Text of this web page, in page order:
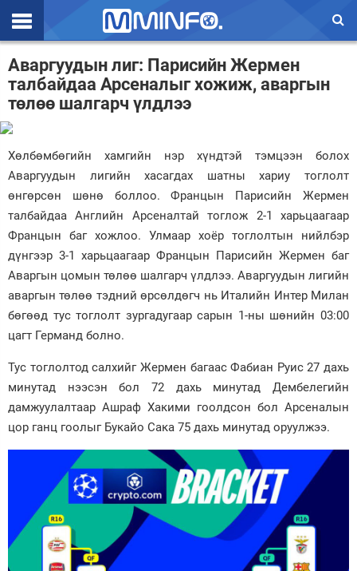
Эхлэл
Цаг агаар
Валют ханш
Улс төр
Үзэл бодол
Спорт
Нийгэм
Дэлхий
Зурхай
Аваргуудын лиг: Парисийн Жермен
талбайдаа Арсеналыг хожиж, аваргын
төлөө шалгарч үлдлээ
Хөлбөмбөгийн хамгийн нэр хүндтэй тэмцээн болох
Аваргуудын лигийн хасагдах шатны хариу тоглолт
өнгөрсөн шөнө боллоо. Францын Парисийн Жермен
талбайдаа Английн Арсеналтай тоглож 2-1 харьцаагаар
Францын баг хожлоо. Улмаар хоёр тоглолтын нийлбэр
дүнгээр 3-1 харьцаагаар Францын Парисийн Жермен баг
Аваргын цомын төлөө шалгарч үлдлээ. Аваргуудын лигийн
аваргын төлөө тэдний өрсөлдөгч нь Италийн Интер Милан
бөгөөд тус тоглолт зургадугаар сарын 1-ны шөнийн 03:00
цагт Германд болно.
Тус тоглолтод салхийг Жермен багаас Фабиан Руис 27 дахь
минутад нээсэн бол 72 дахь минутад Дембелегийн
дамжуулалтаар Ашраф Хакими гоолдсон бол Арсеналын
цор ганц гоолыг Букайо Сака 75 дахь минутад оруулжээ.